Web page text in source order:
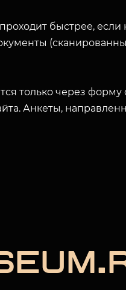
быстрее,
только через форму
Анкеты,